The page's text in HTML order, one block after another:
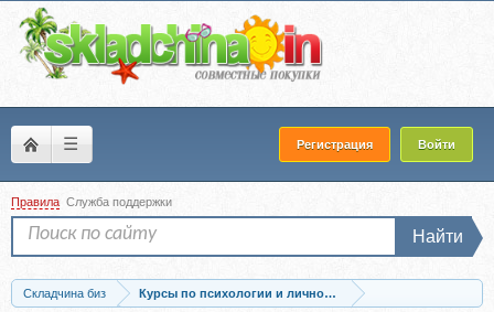
☰ Регистрация Войти
Правила Служба поддержки
Найти
Складчина биз
Курсы по психологии и личностному развитию